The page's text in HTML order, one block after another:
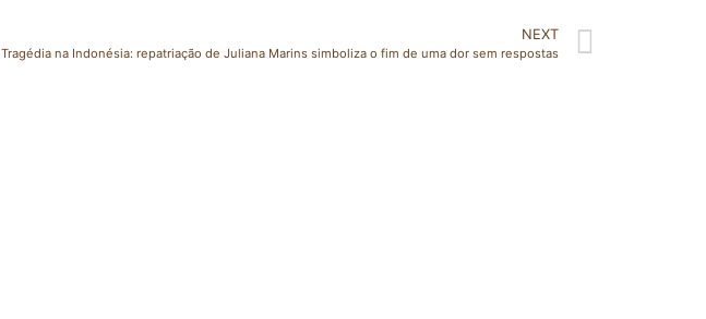
NEXT
Tragédia na Indonésia: repatriação de Juliana Marins simboliza o fim de uma dor sem respostas